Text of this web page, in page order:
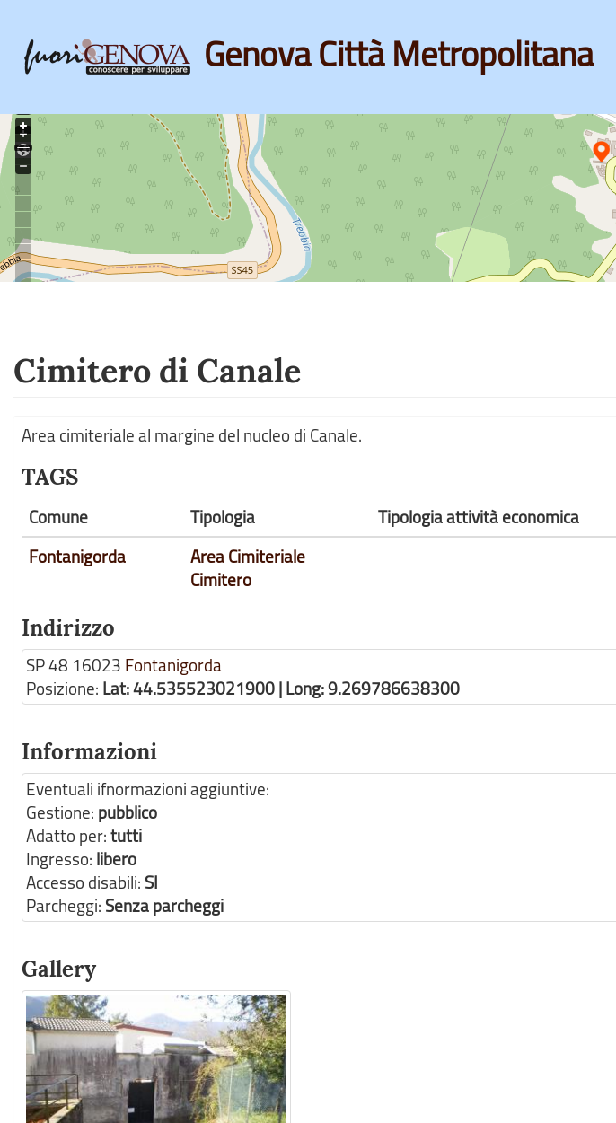
Skip
main
content
Genova Città Metropolitana
Cimitero di Canale
Area cimiteriale al margine del nucleo di Canale.
TAGS
Comune Tipologia Tipologia attività economica
Fontanigorda
Area Cimiteriale
Cimitero
Indirizzo
SP 48 16023 Fontanigorda
Posizione: Lat: 44.535523021900 | Long: 9.269786638300
Informazioni
Eventuali ifnormazioni aggiuntive:
Gestione: pubblico
Adatto per:tutti
Ingresso: libero
Accesso disabili: SI
Parcheggi: Senza parcheggi
Gallery